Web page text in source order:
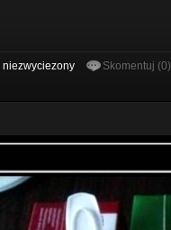
niezwyciezony Skomentuj (0)